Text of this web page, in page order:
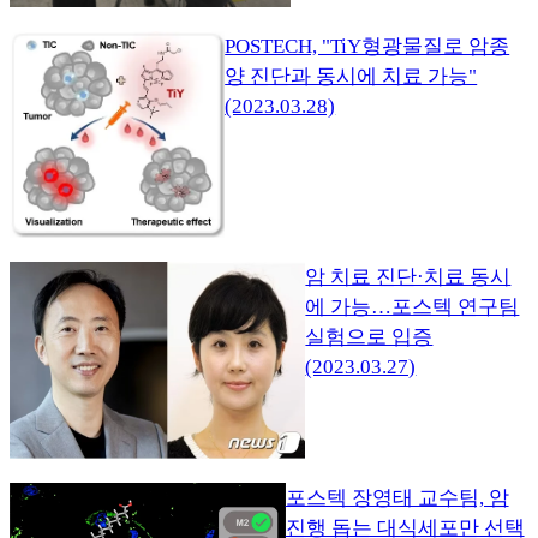
POSTECH, "TiY형광물질로 암종
양 진단과 동시에 치료 가능"
(2023.03.28)
암 치료 진단·치료 동시
에 가능…포스텍 연구팀
실험으로 입증
(2023.03.27)
포스텍 장영태 교수팀, 암
진행 돕는 대식세포만 선택